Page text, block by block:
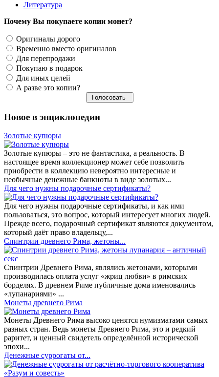
Литература
Почему Вы покупаете копии монет?
Оригиналы дорого
Временно вместо оригиналов
Для перепродажи
Покупаю в подарок
Для иных целей
А разве это копии?
Новое в энциклопедии
Золотые купюры
Золотые купюры – это не фантастика, а реальность. В
настоящее время коллекционер может себе позволить
приобрести в коллекцию невероятно интересные и
необычные денежные банкноты в виде золотых...
​Для чего нужны подарочные сертификаты?
Для чего нужны подарочные сертификаты, и как ими
пользоваться, это вопрос, который интересует многих людей.
Прежде всего, подарочный сертификат являются документом,
который даёт право владельцу,...
Спинтрии древнего Рима, жетоны...
Спинтрии Древнего Рима, являлись жетонами, которыми
производилась оплата услуг «жриц любви» в римских
борделях. В древнем Риме публичные дома именовались
«лупанариями» ...
Монеты древнего Рима
Монеты Древнего Рима высоко ценятся нумизматами самых
разных стран. Ведь монеты Древнего Рима, это и редкий
раритет, и ценный свидетель определённой исторической
эпохи...
Денежные суррогаты от...